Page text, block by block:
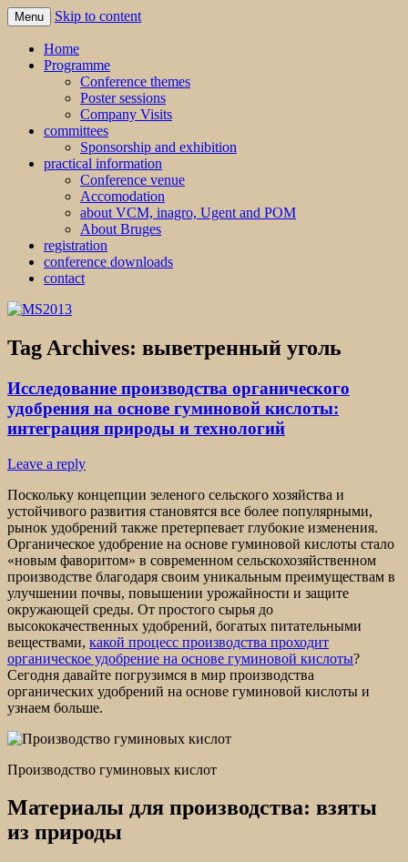
MS2013
Menu Skip to content
Home
Programme
Conference themes
Poster sessions
Company Visits
committees
Sponsorship and exhibition
practical information
Conference venue
Accomodation
about VCM, inagro, Ugent and POM
About Bruges
registration
conference downloads
contact
Tag Archives: выветренный уголь
Исследование производства органического
удобрения на основе гуминовой кислоты:
интеграция природы и технологий
Leave a reply
Поскольку концепции зеленого сельского хозяйства и
устойчивого развития становятся все более популярными,
рынок удобрений также претерпевает глубокие изменения.
Органическое удобрение на основе гуминовой кислоты стало
«новым фаворитом» в современном сельскохозяйственном
производстве благодаря своим уникальным преимуществам в
улучшении почвы, повышении урожайности и защите
окружающей среды. От простого сырья до
высококачественных удобрений, богатых питательными
веществами, какой процесс производства проходит
органическое удобрение на основе гуминовой кислоты?
Сегодня давайте погрузимся в мир производства
органических удобрений на основе гуминовой кислоты и
узнаем больше.
Производство гуминовых кислот
Материалы для производства: взяты
из природы